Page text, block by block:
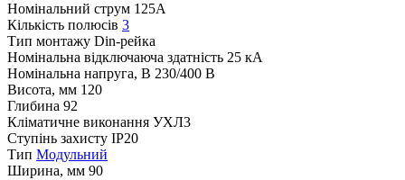
Номінальний струм 125A
Кількість полюсів 3
Тип монтажу Din-рейка
Номінальна відключаюча здатність 25 кА
Номінальна напруга, В 230/400 В
Висота, мм 120
Глибина 92
Кліматичне виконання УХЛ3
Ступінь захисту IP20
Тип Модульний
Ширина, мм 90